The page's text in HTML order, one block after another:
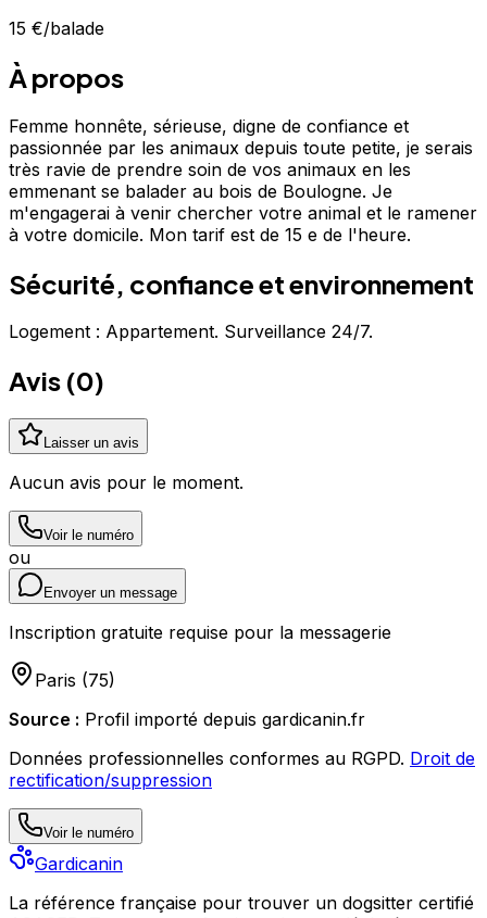
15 €/balade
À propos
Femme honnête, sérieuse, digne de confiance et
passionnée par les animaux depuis toute petite, je serais
très ravie de prendre soin de vos animaux en les
emmenant se balader au bois de Boulogne. Je
m'engagerai à venir chercher votre animal et le ramener
à votre domicile. Mon tarif est de 15 e de l'heure.
Sécurité, confiance et environnement
Logement : Appartement. Surveillance 24/7.
Avis (0)
Laisser un avis
Aucun avis pour le moment.
Voir le numéro
ou
Envoyer un message
Inscription gratuite requise pour la messagerie
Paris (75)
Source : Profil importé depuis gardicanin.fr
Données professionnelles conformes au RGPD. Droit de
rectification/suppression
Voir le numéro
Gardicanin
La référence française pour trouver un dogsitter certifié